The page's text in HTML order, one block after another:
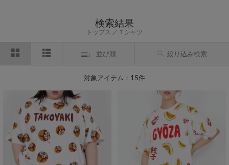
検索結果
トップス Ｔシャツ
並び順 絞り込み検索
対象アイテム：15件